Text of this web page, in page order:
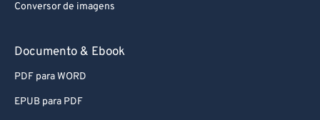
Conversor de imagens
Documento & Ebook
PDF para WORD
EPUB para PDF